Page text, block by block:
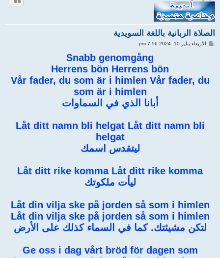
الصلاة الربانية باللغة السويدية
الأربعاء يناير 10, 2024 7:56 pm
Snabb genomgång
Herrens bön Herrens bön
Vår fader, du som är i himlen Vår fader, du
som är i himlen
أبانا الذي في السماوات
Låt ditt namn bli helgat Låt ditt namn bli
helgat
ليتقدس اسمك
Låt ditt rike komma Låt ditt rike komma
ليأت ملكوتك
Låt din vilja ske på jorden så som i himlen
Låt din vilja ske på jorden så som i himlen
لتكن مشيئتك. كما في السماء كذلك على الأرض
Ge oss i dag vårt bröd för dagen som